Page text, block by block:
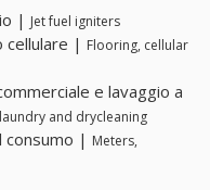
| Jet fuel igniters
cellulare | Flooring, cellular
e lavaggio a
and drycleaning
| Meters,